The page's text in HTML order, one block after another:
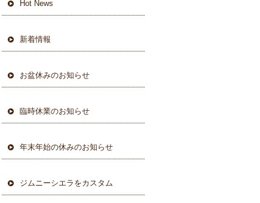
Hot News
新着情報
お盆休みのお知らせ
臨時休業のお知らせ
年末年始の休みのお知らせ
ジムニーシエラをカスタム